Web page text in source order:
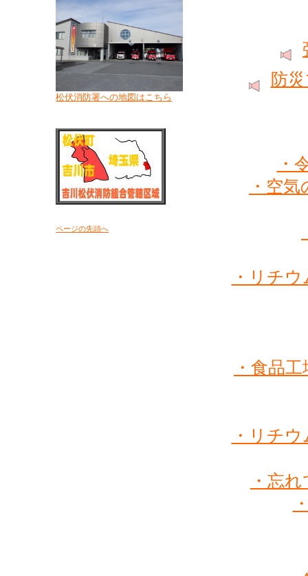
2026年4月8日
2026年3月19日
2026年3月17日
2026年3月17日
2025年12月8日
2025年10月2日
防
・
・空
・リチ
・食品
・リチ
・忘
松伏消防署への地図はこちら
ページの先頭へ